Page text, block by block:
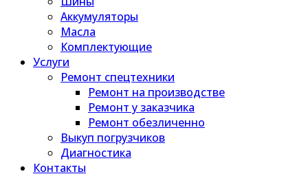
Аккумуляторы
Масла
Комплектующие
Услуги
Ремонт спецтехники
Ремонт на производстве
Ремонт у заказчика
Ремонт обезличенно
Выкуп погрузчиков
Диагностика
Контакты